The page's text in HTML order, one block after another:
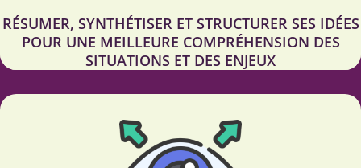
RÉSUMER, SYNTHÉTISER ET STRUCTURER SES IDÉES
POUR UNE MEILLEURE COMPRÉHENSION DES
SITUATIONS ET DES ENJEUX